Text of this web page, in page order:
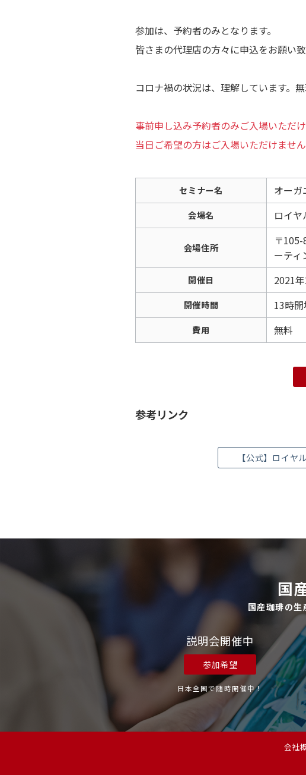
参加は、予約者のみとなります。
皆さまの代理店の方々に申込をお願い致
コロナ禍の状況は、理解しています。
事前申し込み予約者のみご入場いただけ
当日ご希望の方はご入場いただけませ
セミナー名 オーガ
会場名 ロイ
会場住所
〒
ーティ
開催日 2021
開催時間 13時
費用 無料
参考リンク
【公式】ロイヤ
国
国産珈琲の
説明会開催中
参加希望
日本全国で随時開催中！
会社